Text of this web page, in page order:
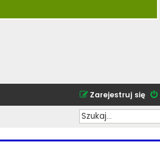
Zarejestruj się